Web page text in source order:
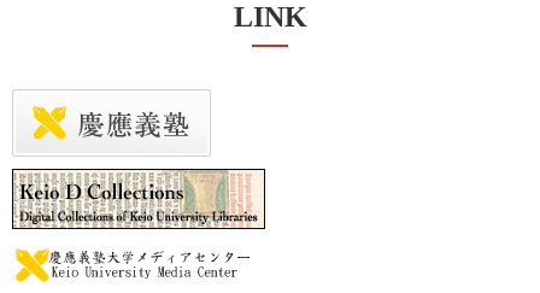
LINK